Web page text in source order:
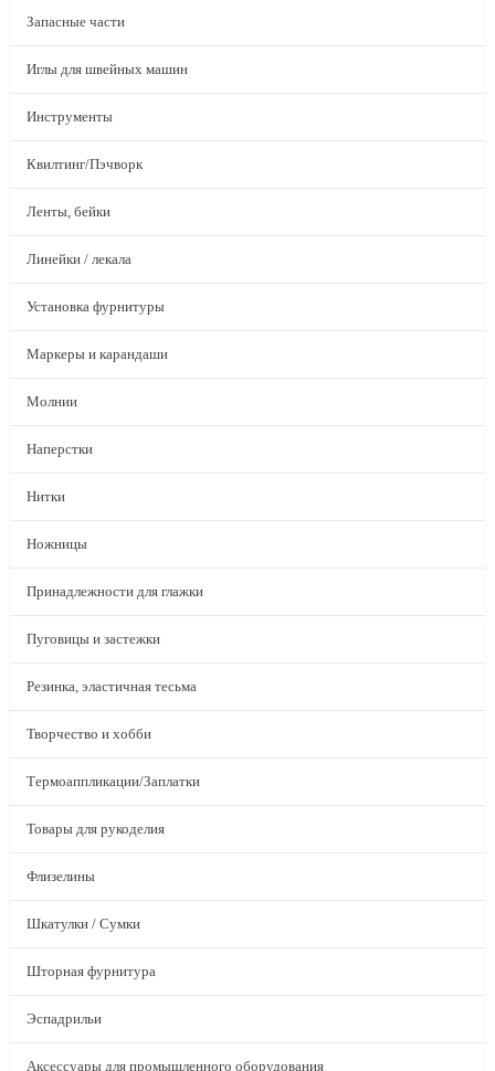
Запасные части
Иглы для швейных машин
Инструменты
Квилтинг/Пэчворк
Ленты, бейки
Линейки / лекала
Установка фурнитуры
Маркеры и карандаши
Молнии
Наперстки
Нитки
Ножницы
Принадлежности для глажки
Пуговицы и застежки
Резинка, эластичная тесьма
Творчество и хобби
Термоаппликации/Заплатки
Товары для рукоделия
Флизелины
Шкатулки / Сумки
Шторная фурнитура
Эспадрильи
Аксессуары для промышленного оборудования